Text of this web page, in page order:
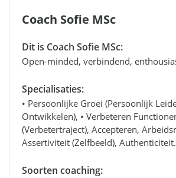
Coach Sofie MSc
Dit is Coach Sofie MSc:
Open-minded, verbindend,
Specialisaties:
• Persoonlijke Groei (persoonlijk
Ontwikkelen), • Verbeteren
(verbetertraject), Accepteren,
Assertiviteit (zelfbeeld), Authenticiteit.
Soorten coaching: